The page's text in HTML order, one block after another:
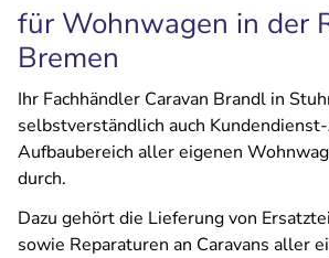
für Wohnwagen in der
Bremen
Ihr Fachhändler Caravan Brandl in
selbstverständlich auch
Aufbaubereich aller eigenen
durch.
Dazu gehört die Lieferung von
sowie Reparaturen an Caravans aller